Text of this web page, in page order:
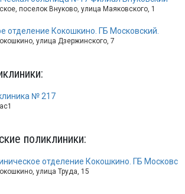
поселок Внуково, улица Маяковского, 1
отделение Кокошкино. ГБ Московский.
улица Дзержинского, 7
:
№ 217
поликлиники:
отделение Кокошкино. ГБ
улица Труда, 15